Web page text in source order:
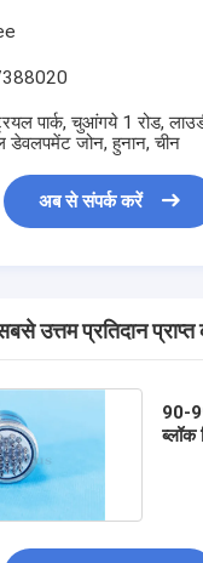
पार्क, चुआंगये 1 रोड,
डेवलपमेंट जोन, हुनान, चीन
अब से संपर्क करें
उत्तम प्रतिदान
90-
ब्लॉक